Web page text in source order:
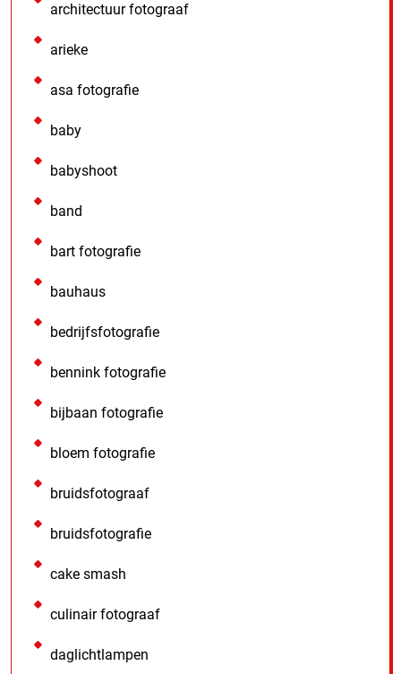
architectuur fotograaf
arieke
asa fotografie
baby
babyshoot
band
bart fotografie
bauhaus
bedrijfsfotografie
bennink fotografie
bijbaan fotografie
bloem fotografie
bruidsfotograaf
bruidsfotografie
cake smash
culinair fotograaf
daglichtlampen